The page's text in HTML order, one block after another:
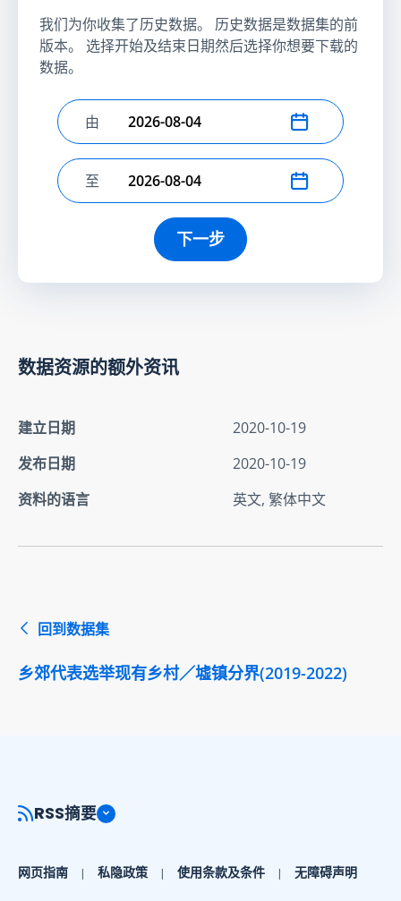
我们为你收集了历史数据。 历史数据是数据集的前
版本。 选择开始及结束日期然后选择你想要下载的
数据。
选择开始日期
由
选择结束日期
至
下一步
数据资源的额外资讯
建立日期
2020-10-19
发布日期
2020-10-19
资料的语言
英文, 繁体中文
回到数据集
乡郊代表选举现有乡村／墟镇分界(2019-2022)
RSS摘要
网页指南 私隐政策 使用条款及条件 无障碍声明